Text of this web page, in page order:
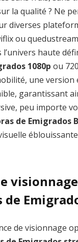
la qualité ? Ne
diverses
ou
haute
1080p ou
une version
garantissant
peu importe
de Emigrados
de
de visionnage